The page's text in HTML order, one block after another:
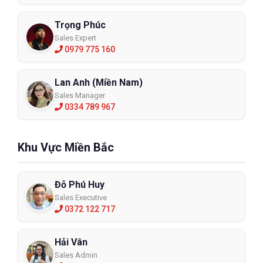
Ứng dụng khẩu trang phòng sạch
Trọng Phúc
Sales Expert
0979 775 160
Lan Anh (Miền Nam)
Sales Manager
0334 789 967
Khu Vực Miền Bắc
Đỗ Phú Huy
Sales Executive
0372 122 717
Hải Vân
Sales Admin